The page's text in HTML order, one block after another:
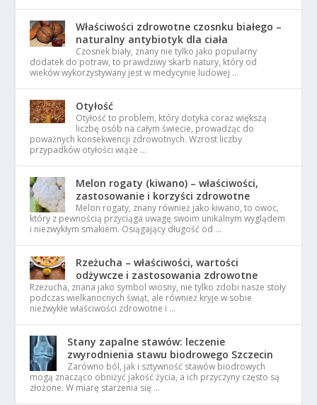
Właściwości zdrowotne czosnku białego –
naturalny antybiotyk dla ciała
Czosnek biały, znany nie tylko jako popularny
dodatek do potraw, to prawdziwy skarb natury, który od
wieków wykorzystywany jest w medycynie ludowej …
Otyłość
Otyłość to problem, który dotyka coraz większą
liczbę osób na całym świecie, prowadząc do
poważnych konsekwencji zdrowotnych. Wzrost liczby
przypadków otyłości wiąże …
Melon rogaty (kiwano) – właściwości,
zastosowanie i korzyści zdrowotne
Melon rogaty, znany również jako kiwano, to owoc,
który z pewnością przyciąga uwagę swoim unikalnym wyglądem
i niezwykłym smakiem. Osiągający długość od …
Rzeżucha – właściwości, wartości
odżywcze i zastosowania zdrowotne
Rzeżucha, znana jako symbol wiosny, nie tylko zdobi nasze stoły
podczas wielkanocnych świąt, ale również kryje w sobie
niezwykłe właściwości zdrowotne i …
Stany zapalne stawów: leczenie
zwyrodnienia stawu biodrowego Szczecin
Zarówno ból, jak i sztywność stawów biodrowych
mogą znacząco obniżyć jakość życia, a ich przyczyny często są
złożone. W miarę starzenia się …